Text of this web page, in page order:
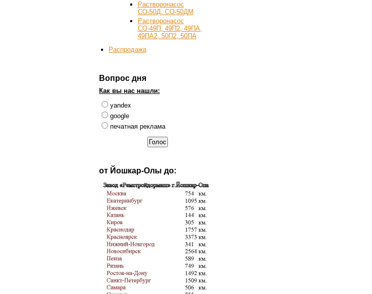
Растворонасос
СО-50Д, СО-50ДМ
Растворонасос
СО-49П, 49П2, 49ПА,
49ПА2, 50П2, 50ПА
Распродажа
Вопрос дня
Как вы нас нашли:
yandex
google
печатная реклама
от Йошкар-Олы до: